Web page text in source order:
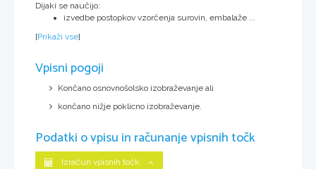
Dijaki se naučijo:
izvedbe postopkov vzorčenja surovin, embalaže ...
[Prikaži vse]
Vpisni pogoji
Končano osnovnošolsko izobraževanje ali
končano nižje poklicno izobraževanje.
Podatki o vpisu in računanje vpisnih točk
Izračun vpisnih točk